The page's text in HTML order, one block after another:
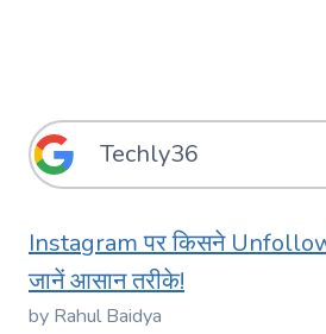
Instagram पर किसने
जानें आसान तरीके!
by Rahul Baidya